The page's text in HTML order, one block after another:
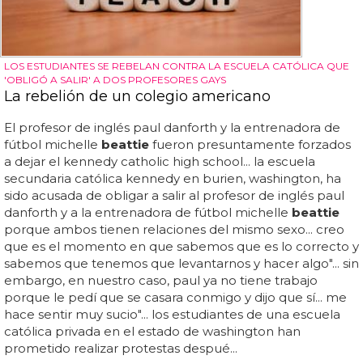
LOS ESTUDIANTES SE REBELAN CONTRA LA ESCUELA CATÓLICA QUE
'OBLIGÓ A SALIR' A DOS PROFESORES GAYS
La rebelión de un colegio americano
El profesor de inglés paul danforth y la entrenadora de
fútbol michelle beattie fueron presuntamente forzados
a dejar el kennedy catholic high school... la escuela
secundaria católica kennedy en burien, washington, ha
sido acusada de obligar a salir al profesor de inglés paul
danforth y a la entrenadora de fútbol michelle beattie
porque ambos tienen relaciones del mismo sexo... creo
que es el momento en que sabemos que es lo correcto y
sabemos que tenemos que levantarnos y hacer algo"... sin
embargo, en nuestro caso, paul ya no tiene trabajo
porque le pedí que se casara conmigo y dijo que sí... me
hace sentir muy sucio"... los estudiantes de una escuela
católica privada en el estado de washington han
prometido realizar protestas despué...